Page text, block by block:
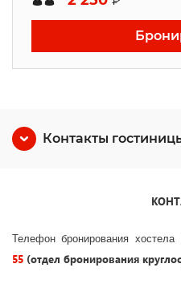
Контакты
Телефон бронирования хостела
55 (отдел бронирования